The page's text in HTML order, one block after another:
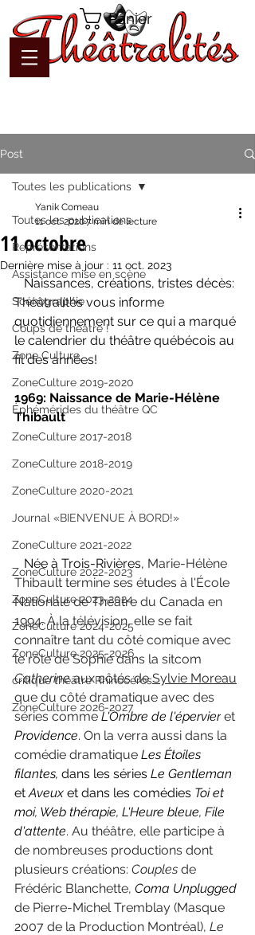
Panier
Post
Toutes les publications
Représentations
Assistance mise en scène
Scénographie
Coups de théâtre !
Zone Culture
ZoneCulture 2019-2020
Éphémérides du théâtre QC
ZoneCulture 2017-2018
ZoneCulture 2018-2019
ZoneCulture 2020-2021
Journal «BIENVENUE À BORD!»
ZoneCulture 2021-2022
ZoneCulture 2022-2023
ZoneCulture 2023-2024
ZoneCulture 2024-2025
ZoneCulture 2025-2026
critique théâtre Rhinocéros
ZoneCulture 2026-2027
Toutes les publications
11 octobre
Yanik Comeau
11 oct. 20207 min de lecture
Dernière mise à jour : 11 oct. 2023
   Naissances, créations, tristes décès:
Théâtralités vous informe
quotidiennement sur ce qui a marqué
le calendrier du théâtre québécois au
fil des années!
1969: Naissance de Marie-Hélène
Thibault
   Née à Trois-Rivières,
Marie-Hélène
Thibault termine ses études à l'École
Nationale de Théâtre du Canada en
1994. À la télévision, elle se fait
connaître tant du côté comique avec
le rôle de Sophie dans la sitcom
Catherine aux côtés de Sylvie Moreau
que du côté dramatique avec des
séries comme L'Ombre de l'épervier et
Providence. On la verra aussi dans la
comédie dramatique Les Étoiles
filantes, dans les séries Le Gentleman
et Aveux et dans les comédies Toi et
moi, Web thérapie, L'Heure bleue, File
d'attente. Au théâtre, elle participe à
de nombreuses productions dont
plusieurs créations: Couples de
Frédéric Blanchette, Coma Unplugged
de Pierre-Michel Tremblay (Masque
2007 de la Production Montréal), Le